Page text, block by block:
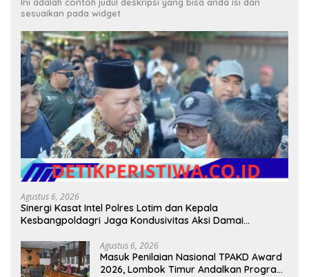
sesuaikan pada widget
Agustus 6, 2026
Sinergi Kasat Intel Polres Lotim dan Kepala
Kesbangpoldagri Jaga Kondusivitas Aksi Damai
Agustus 6, 2026
Masuk Penilaian Nasional TPAKD Award
2026, Lombok Timur Andalkan Program